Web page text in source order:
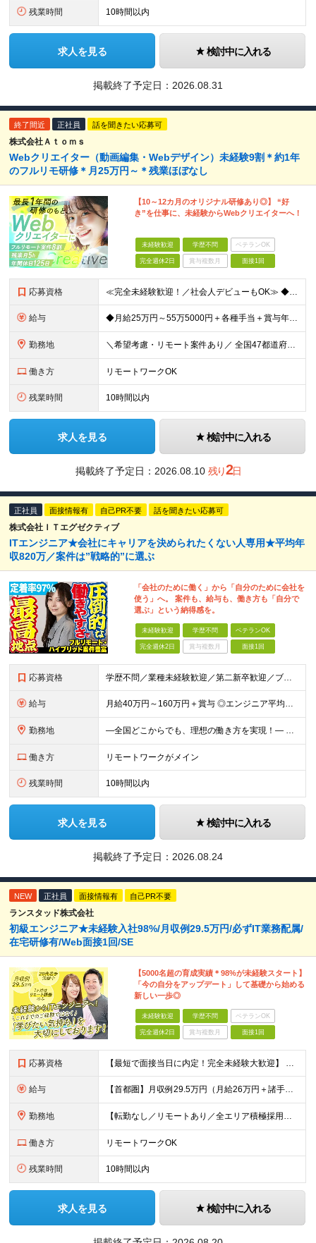
残業時間 10時間以内
求人を見る 検討中に入れる
掲載終了予定日： 2026.08.31
終了間近 正社員 話を聞きたい応募可
株式会社Ａｔｏｍｓ
Webクリエイター（動画編集・Webデザイン）未経験9割＊約1年
のフルリモ研修＊月25万円～＊残業ほぼなし
【10～12カ月のオリジナル研修あり◎】 “好
き”を仕事に、未経験からWebクリエイターへ！
未経験歓迎 学歴不問 ベテランOK
完全週休2日 賞与複数月 面接1回
応募資格 ≪完全未経験歓迎！／社会人デビューもOK≫ ◆第二新卒OK ◆学歴不問 意欲・人柄重視の採用ですので ぜひ気軽にご応募ください♪ ～このような方にオススメです～ ◆クリエイティブな仕事がしたい ◆
給与 ◆月給25万円～55万5000円＋各種手当＋賞与年1回 ※上記には固定残業代（月20時間／3万2400円）を含みます。超過分は別途支給します。 ※試用期間3～6ヶ月あり。期間中の給与は【給与欄】を
勤務地 ＼希望考慮・リモート案件あり／ 全国47都道府県のプロジェクト先 └好きな場所で勤務可能！◎ └デビュー後はフルリモート（完全在宅）案件8割！ ◎転勤の有無についてはご本人の希望に100％合わせます
働き方 リモートワークOK
残業時間 10時間以内
求人を見る 検討中に入れる
掲載終了予定日： 2026.08.10 残り2日
正社員 面接情報有 自己PR不要 話を聞きたい応募可
株式会社ＩＴエグゼクティブ
ITエンジニア★会社にキャリアを決められたくない人専用★平均年
収820万／案件は”戦略的”に選ぶ
「会社のために働く」から「自分のために会社を
使う」へ。 案件も、給与も、働き方も「自分で
選ぶ」という納得感を。
未経験歓迎 学歴不問 ベテランOK
完全週休2日 賞与複数月 面接1回
応募資格 学歴不問／業種未経験歓迎／第二新卒歓迎／ブランクOK ＜WEB面談1回のみ！経験の浅い方も歓迎＞ ■ITエンジニアの実務経験1年以上の実務経験をお持ちの方 ※言語・工程・業界・ジャンルなど不問 ※
給与 月給40万円～160万円＋賞与 ◎エンジニア平均年収820万円 ◎入社した全員が年収UPしています！（前職年収180万円UP） ◎単価連動型：還元率83%～100％だから高収入が実現 ◎待機時給与保
勤務地 ―全国どこからでも、理想の働き方を実現！― 〇柔軟な勤務スタイルを実現 フレックス制度にも対応、社内業務/帰社日ゼロ。 9割以上のメンバーが「フルリモート」または「リモート併用」の働き方で活躍中。 ス
働き方 リモートワークがメイン
残業時間 10時間以内
求人を見る 検討中に入れる
掲載終了予定日： 2026.08.24
NEW 正社員 面接情報有 自己PR不要
ランスタッド株式会社
初級エンジニア★未経験入社98%/月収例29.5万円/必ずIT業務配属/
在宅研修有/Web面接1回/SE
【5000名超の育成実績＊98%が未経験スタート】
「今の自分をアップデート」して基礎から始める
新しい一歩◎
未経験歓迎 学歴不問 ベテランOK
完全週休2日 賞与複数月 面接1回
応募資格 【最短で面接当日に内定！完全未経験大歓迎】 ・業種／職種未経験歓迎 ・社会人デビュー、第二新卒、既卒者大歓迎 ・学歴不問（文系、理系不問） ・20代～30代、男女問わず活躍中 ・服装、髪色自由 ・明確
給与 【首都圏】月収例29.5万円（月給26万円＋諸手当） 【東海・関西】月収例28.5万円（月給25万円＋諸手当） 【九州】月収例26万円（月給23万円＋諸手当） ※経験・スキル・前職給与を踏まえ、総合
勤務地 【転勤なし／リモートあり／全エリア積極採用】 ・大手企業のプロジェクト中心 ・勤務エリアや配属先は希望を考慮 ・研修はリモートメインで実施 ・UIターン歓迎 ＜主なエリア＞ ■首都圏…東京・神奈川・
働き方 リモートワークOK
残業時間 10時間以内
求人を見る 検討中に入れる